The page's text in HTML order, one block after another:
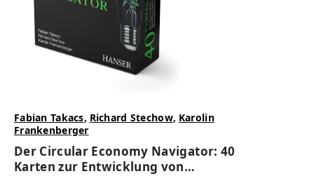
Fabian Takacs, Richard Stechow, Karolin
Frankenberger
Der Circular Economy Navigator: 40
Karten zur Entwicklung von